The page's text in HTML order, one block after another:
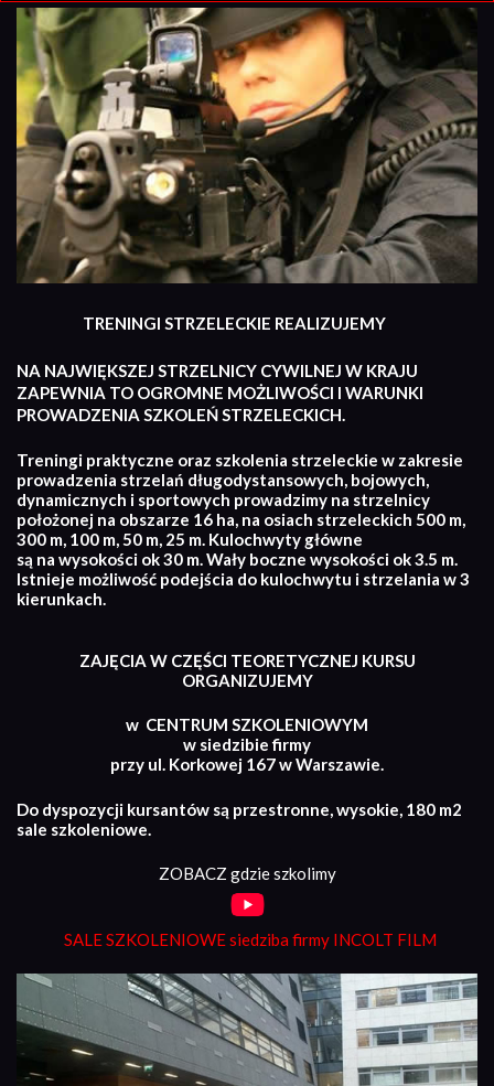
TRENINGI STRZELECKIE REALIZUJEMY
NA NAJWIĘKSZEJ STRZELNICY CYWILNEJ W KRAJU
ZAPEWNIA TO OGROMNE MOŻLIWOŚCI I WARUNKI
PROWADZENIA SZKOLEŃ STRZELECKICH.
Treningi praktyczne oraz szkolenia strzeleckie w zakresie
prowadzenia strzelań długodystansowych, bojowych,
dynamicznych i sportowych prowadzimy na strzelnicy
położonej na obszarze 16 ha, na osiach strzeleckich 500 m,
300 m, 100 m, 50 m, 25 m. Kulochwyty główne
są na wysokości ok 30 m. Wały boczne wysokości ok 3.5 m.
Istnieje możliwość podejścia do kulochwytu i strzelania w 3
kierunkach.
ZAJĘCIA W CZĘŚCI TEORETYCZNEJ KURSU
ORGANIZUJEMY
w CENTRUM SZKOLENIOWYM
w siedzibie firmy
przy ul. Korkowej 167 w Warszawie.
Do dyspozycji kursantów są przestronne, wysokie, 180 m2
sale szkoleniowe.
ZOBACZ gdzie szkolimy
SALE SZKOLENIOWE siedziba firmy INCOLT FILM